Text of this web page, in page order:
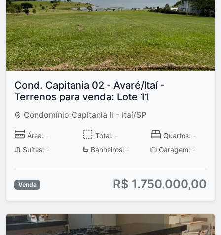
Cond. Capitania 02 - Avaré/Itaí -
Terrenos para venda: Lote 11
Condomínio Capitania Ii - Itaí/SP
Área: - Total: -
Quartos: -
Suítes: -
Banheiros: - Garagem: -
Venda R$ 1.750.000,00